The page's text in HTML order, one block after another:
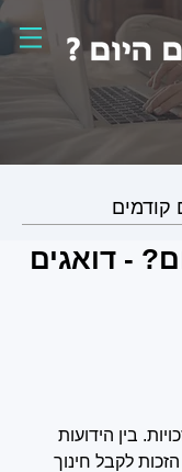
קודמים
- דואגים
בין הידועות
לקבל חינוך